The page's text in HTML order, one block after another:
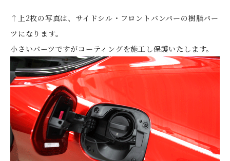
↑上2枚の写真は、サイドシル・フロントバンパーの樹脂パー
ツになります。
小さいパーツですがコーティングを施工し保護いたします。